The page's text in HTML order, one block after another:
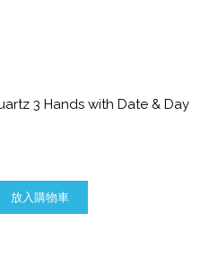
3 Hands with Date & Day